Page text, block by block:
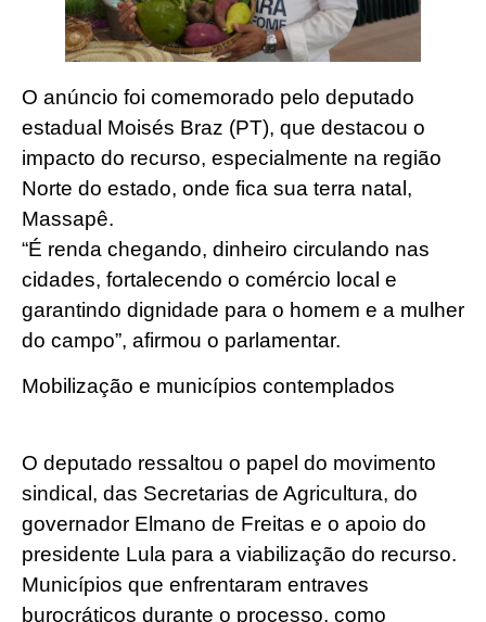
O anúncio foi comemorado pelo deputado
estadual Moisés Braz (PT), que destacou o
impacto do recurso, especialmente na região
Norte do estado, onde fica sua terra natal,
Massapê.
​“É renda chegando, dinheiro circulando nas
cidades, fortalecendo o comércio local e
garantindo dignidade para o homem e a mulher
do campo”, afirmou o parlamentar.
​Mobilização e municípios contemplados
O deputado ressaltou o papel do movimento
sindical, das Secretarias de Agricultura, do
governador Elmano de Freitas e o apoio do
presidente Lula para a viabilização do recurso.
Municípios que enfrentaram entraves
burocráticos durante o processo, como